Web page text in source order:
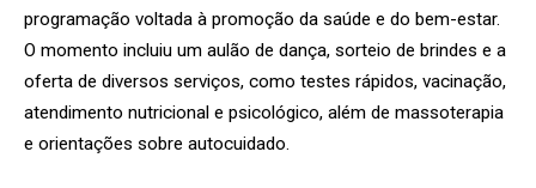
programação voltada à promoção da saúde e do bem-estar.
O momento incluiu um aulão de dança, sorteio de brindes e a
oferta de diversos serviços, como testes rápidos, vacinação,
atendimento nutricional e psicológico, além de massoterapia
e orientações sobre autocuidado.